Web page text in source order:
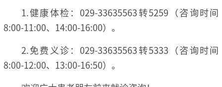
1.健康体检：029-33635563转5259（咨询时间
8:00-11:00、14:00-16:00）。
2.免费义诊：029-33635563转5333（咨询时间
8:00-12:00、13:00-16:50）。